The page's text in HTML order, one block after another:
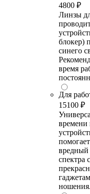
4800 ₽
Линзы
блокер)
синего
время
Для
15100 ₽
времени
вредный
спектра
ношения.